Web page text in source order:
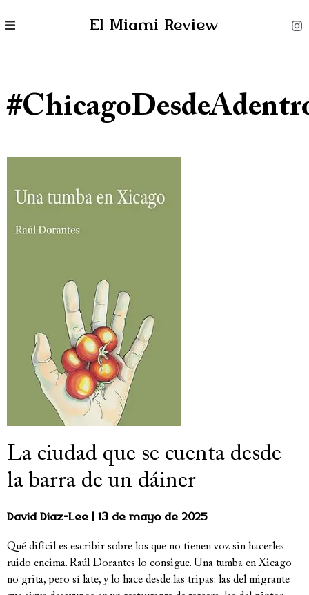
El Miami Review
La ciudad que se cuenta desde
la barra de un dáiner
David Diaz-Lee 13 de mayo de 2025
Qué difícil es escribir sobre los que no tienen voz sin hacerles
ruido encima. Raúl Dorantes lo consigue. Una tumba en Xicago
no grita, pero sí late, y lo hace desde las tripas: las del migrante